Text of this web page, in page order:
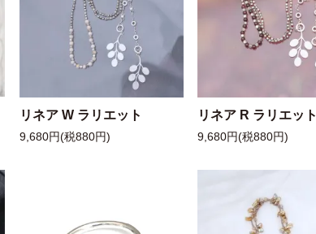
リネア W ラリエット
9,680円(税880円)
リネア R ラリエット
9,680円(税880円)